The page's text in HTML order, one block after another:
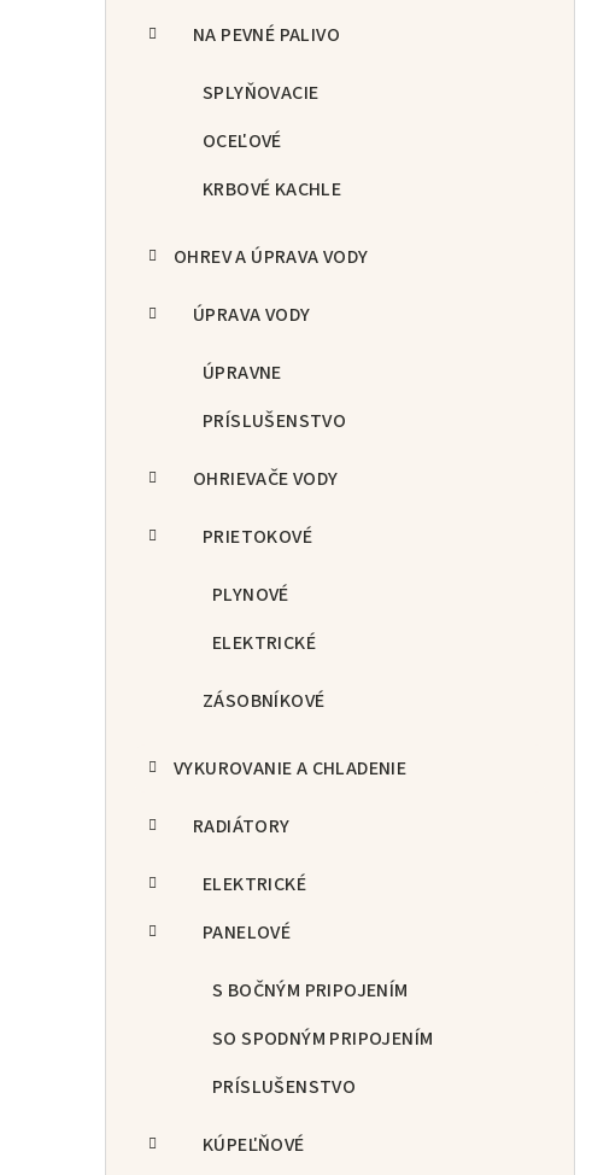
NA PEVNÉ PALIVO
SPLYŇOVACIE
OCEĽOVÉ
KRBOVÉ KACHLE
OHREV A ÚPRAVA VODY
ÚPRAVA VODY
ÚPRAVNE
PRÍSLUŠENSTVO
OHRIEVAČE VODY
PRIETOKOVÉ
PLYNOVÉ
ELEKTRICKÉ
ZÁSOBNÍKOVÉ
VYKUROVANIE A CHLADENIE
RADIÁTORY
ELEKTRICKÉ
PANELOVÉ
S BOČNÝM PRIPOJENÍM
SO SPODNÝM PRIPOJENÍM
PRÍSLUŠENSTVO
KÚPEĽŇOVÉ